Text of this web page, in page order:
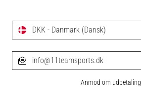
DKK - Danmark (Dansk)
info@11teamsports.dk
Anmod om udbetaling